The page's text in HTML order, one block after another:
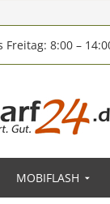
Freitag: 8:00 –
MOBIFLASH